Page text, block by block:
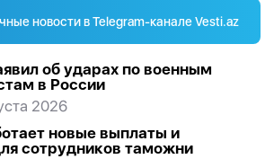
новости в Telegram-канале Vesti.az
об ударах по военным
в России
2026
новые выплаты и
сотрудников таможни